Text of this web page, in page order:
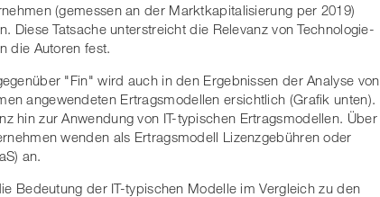
(gemessen an der Marktkapitalisierung per 2019)
Diese Tatsache unterstreicht die Relevanz von Technologie-
die Autoren fest.
"Fin" wird auch in den Ergebnissen der Analyse von
angewendeten Ertragsmodellen ersichtlich (Grafik unten).
hin zur Anwendung von IT-typischen Ertragsmodellen. Über
wenden als Ertragsmodell Lizenzgebühren oder
an.
Bedeutung der IT-typischen Modelle im Vergleich zu den